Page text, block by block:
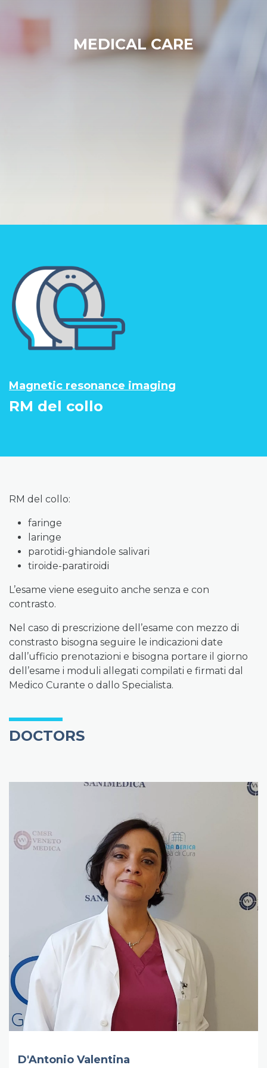
MEDICAL CARE
Magnetic resonance imaging
RM del collo
RM del collo:
faringe
laringe
parotidi-ghiandole salivari
tiroide-paratiroidi
L’esame viene eseguito anche senza e con
contrasto.
Nel caso di prescrizione dell’esame con mezzo di
constrasto bisogna seguire le indicazioni date
dall’ufficio prenotazioni e bisogna portare il giorno
dell’esame i moduli allegati compilati e firmati dal
Medico Curante o dallo Specialista.
DOCTORS
D'Antonio Valentina